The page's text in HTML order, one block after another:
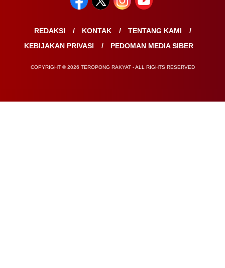
REDAKSI KONTAK
TENTANG KAMI
KEBIJAKAN PRIVASI
PEDOMAN MEDIA SIBER
COPYRIGHT © 2026 TEROPONG RAKYAT - ALL RIGHTS RESERVED